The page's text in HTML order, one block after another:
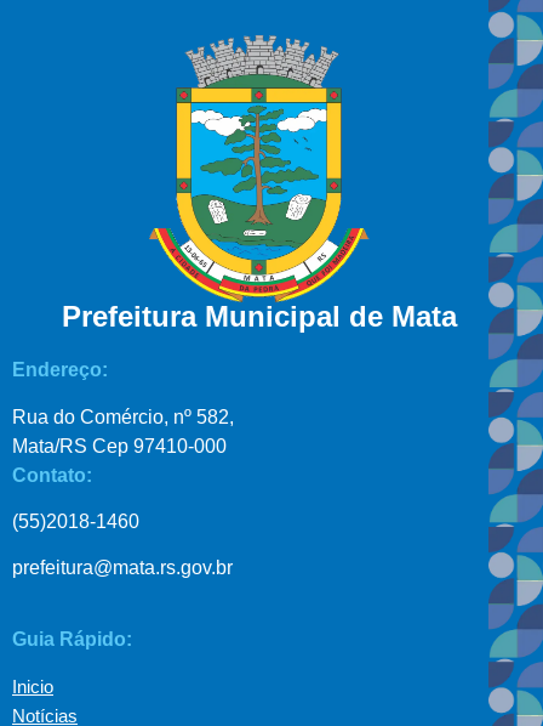
Prefeitura Municipal de Mata
Endereço:
Rua do Comércio, nº 582,
Mata/RS Cep 97410-000
Contato:
(55)2018-1460
prefeitura@mata.rs.gov.br
Guia Rápido:
Inicio
Notícias